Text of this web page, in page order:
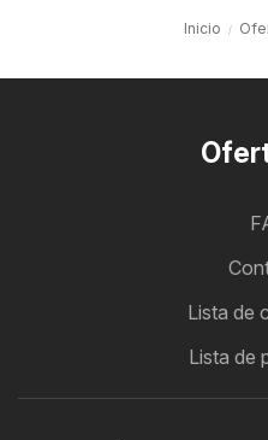
Inicio
Lista de
Lista de